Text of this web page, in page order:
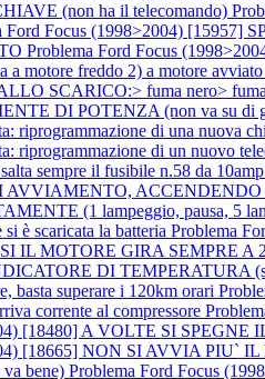
(non ha il telecomando)
Ford Focus (1998>2004)
Problema Ford Focus
a motore freddo 2) a motore
SCARICO:> fuma nero>
DI POTENZA (non va su di
di una nuova
di un nuovo
sempre il fusibile n.58 da
(1 lampeggio, pausa, 5
è scaricata la batteria Problema
IL MOTORE GIRA SEMPRE A
DI TEMPERATURA
basta superare i 120km orari
corrente al compressore
[18480] A VOLTE SI SPEGNE
[18665] NON SI AVVIA PIU` IL
bene) Problema Ford Focus